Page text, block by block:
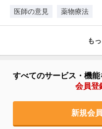
医師の意見
薬物療法
も
すべてのサービス・機
会員登
新規会